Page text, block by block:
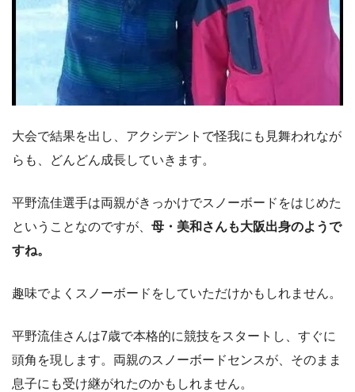
大会で結果を出し、アクシデントで怪我にも見舞われなが
らも、どんどん成長していきます。
平野流佳選手は両親がきっかけでスノーボードをはじめた
ということなのですが、 母・美和さんも大阪出身のようで
すね。
趣味でよくスノーボードをしていただけかもしれません。
平野流佳さんは7歳で本格的に競技をスタートし、すぐに
頭角を現します。両親のスノーボードセンスが、そのまま
息子にも受け継がれたのかもしれません。